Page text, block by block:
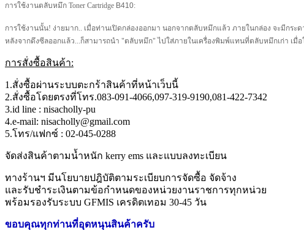
การใช้งานตลับหมึก Toner Cartridge B410:
การใช้งานนั้น! ง่ายมาก.. เมื่อท่านเปิดกล่องออกมา นอกจากตลับหมึกแล้ว ภายในกล่อง จะมีกร
หลังจากดึงซีลออกแล้ว...ก็สามารถนำ "ตลับหมึก" ไปใส่ภายในเครื่องพิมพ์แทนที่ตลับหมึกเก่า เมื่
การสั่งซื้อสินค้า:
1.สั่งซื้อผ่านระบบตะกร้าสินค้าที่หน้าเว็บนี้
2.สั่งซื้อโดยตรงที่โทร.083-091-4066,097-319-9190,081-422-7342
3.id line : nisacholly-pu
4.e-mail: nisacholly@gmail.com
5.โทร/แฟกซ์ : 02-045-0288
จัดส่งสินค้าตามน้ำหนัก kerry ems และแบบลงทะเบียน
ทางร้านฯ มีนโยบายปฎิบัติตามระเบียบการจัดซื้อ จัดจ้าง
และรับชำระเงินตามข้อกำหนดของหน่วยงานราชการทุกหน่วย
พร้อมรองรับระบบ GFMIS เครดิตเทอม 30-45 วัน
ขอบคุณทุกท่านที่อุดหนุนสินค้าครับ